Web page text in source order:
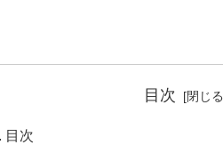
目次
目次